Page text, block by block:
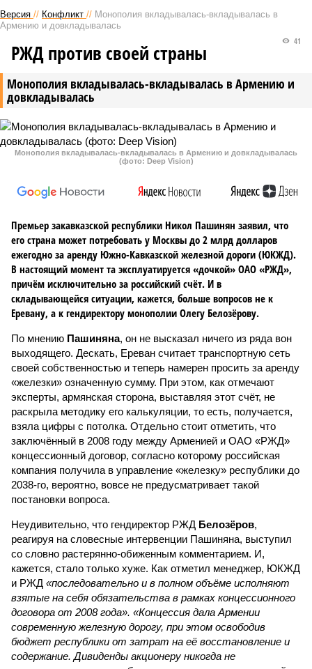
Версия // Конфликт // Монополия вкладывалась-вкладывалась в
Армению и довкладывалась
Монополия вкладывалась-вкладывалась в Армению и
довкладывалась
41
РЖД против своей страны
Монополия вкладывалась-вкладывалась в Армению и довкладывалась
(фото: Deep Vision)
Премьер закавказской республики Никол Пашинян заявил, что
его страна может потребовать у Москвы до 2 млрд долларов
ежегодно за аренду Южно-Кавказской железной дороги (ЮКЖД).
В настоящий момент та эксплуатируется «дочкой» ОАО «РЖД»,
причём исключительно за российский счёт. И в
складывающейся ситуации, кажется, больше вопросов не к
Еревану, а к гендиректору монополии Олегу Белозёрову.
По мнению Пашиняна, он не высказал ничего из ряда вон
выходящего. Дескать, Ереван считает транспортную сеть
своей собственностью и теперь намерен просить за аренду
«железки» означенную сумму. При этом, как отмечают
эксперты, армянская сторона, выставляя этот счёт, не
раскрыла методику его калькуляции, то есть, получается,
взяла цифры с потолка. Отдельно стоит отметить, что
заключённый в 2008 году между Арменией и ОАО «РЖД»
концессионный договор, согласно которому российская
компания получила в управление «железку» республики до
2038-го, вероятно, вовсе не предусматривает такой
постановки вопроса.
Неудивительно, что гендиректор РЖД Белозёров,
реагируя на словесные интервенции Пашиняна, выступил
со словно растерянно-обиженным комментарием. И,
кажется, стало только хуже. Как отметил менеджер, ЮКЖД
и РЖД «последовательно и в полном объёме исполняют
взятые на себя обязательства в рамках концессионного
договора от 2008 года». «Концессия дала Армении
современную железную дорогу, при этом освободив
бюджет республики от затрат на её восстановление и
содержание. Дивиденды акционеру никогда не